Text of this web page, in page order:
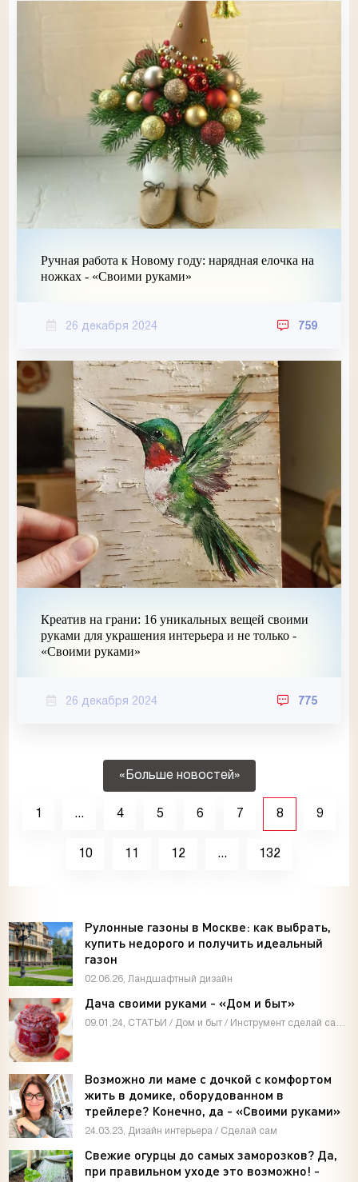
Ручная работа к Новому году: нарядная елочка на
ножках - «Своими руками»
26 декабря 2024 759
Креатив на грани: 16 уникальных вещей своими
руками для украшения интерьера и не только -
«Своими руками»
26 декабря 2024 775
«Больше новостей»
1 ... 4 5 6 7 8 9
10 11 12 ... 132
Рулонные газоны в Москве: как выбрать,
купить недорого и получить идеальный
газон
02.06.26, Ландшафтный дизайн
Дача своими руками - «Дом и быт»
Возможно ли маме с дочкой с комфортом
жить в домике, оборудованном в
трейлере? Конечно, да - «Своими руками»
24.03.23, Дизайн интерьера / Сделай сам
Свежие огурцы до самых заморозков? Да,
при правильном уходе это возможно! -